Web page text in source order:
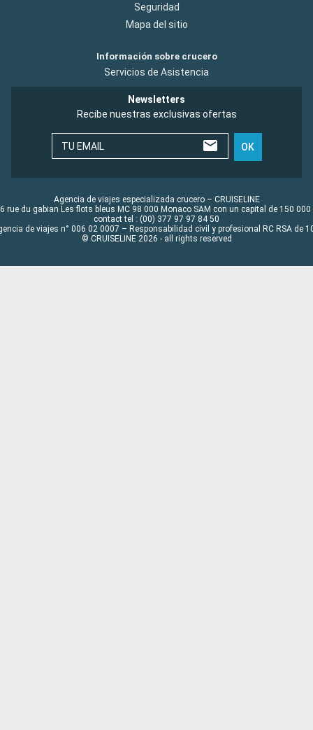
Seguridad
Mapa del sitio
Información sobre crucero
Servicios de Asistencia
Newsletters
Recibe nuestras exclusivas ofertas
TU EMAIL OK
Agencia de viajes especializada crucero – CRUISELINE
rue du gabian Les flots bleus MC 98 000 Monaco SAM con un capital de 150 000
contact tel : (00) 377 97 97 84 50
de viajes n° 006 02 0007 – Responsabilidad civil y profesional RC RSA de
© CRUISELINE 2026 - all rights reserved